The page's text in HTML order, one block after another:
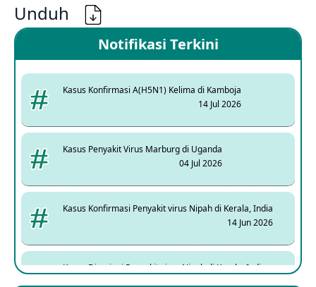
Unduh
Notifikasi Terkini
Kasus Konfirmasi A(H5N1) Kelima di Kamboja
14 Jul 2026
Kasus Penyakit Virus Marburg di Uganda
04 Jul 2026
Kasus Konfirmasi Penyakit virus Nipah di Kerala, India
14 Jun 2026
Kasus Dicurigai Penyakit virus Nipah di Kerala, India